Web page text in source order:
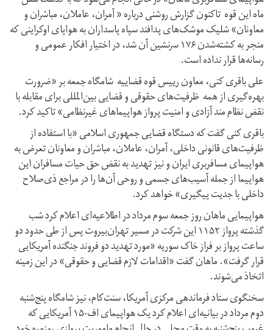
ماه این قوه تاکنون گزارش روشنی درباره « آمران، عاملان، مباشران و
معاونان» شلیک موشک‌های پدافند سپاه پاسداران به هواپای اوکراینی که
منجر به کشته‌شدن ۱۷۶ سرنشین آن شد، در اختیار افکار عمومی و
رسانه‌ها قرار نداده است.
علی باقری کنی، معاون رییس قوه قضاییه شامگاه جمعه بر «ضرورت
بهره‌گیری از همه ظرفیت‌های حقوقی و قضایی بین‌المللی برای مقابله با
نقض نظام مند آزادی و امنیت پرواز هواپیماهای غیرنظامی» تاکید کرد.
باقری کنی گفت که دستگاه قضایی جمهوری اسلامی «با استفاده از
ظرفیت‌های قانونی داخلی، آمران، عاملان، مباشران و معاونان تعرض به
هواپیمای مسافربری ایران و نیز تهدید به نقض حق حیات مسافران این
هواپیما از جمله آسیب‌های جسمی و روحی آن‌ها را در مراجع ذی‌صلاح
داخلی با جدیت پیگیری» خواهد کرد.
هواپیمایی ماهان روز جمعه سوم مرداد در اطلاعیه‌ای اعلام کرد شب
گذشته پرواز ۱۱۵۲ این شرکت در مسیر تهران‌بیروت پس از طی حدود دو
ساعت پرواز بر فراز خاک سوریه «مورد تهدید دو فروند جنگنده آمریکایی
قرار گرفت». ماهان گفت «اقدامات لازم قضایی و حقوقی» در این زمینه
اتخاذ می‌شوند.
سخنگوی ستاد فرماندهی مرکزی آمریکا، سنت‌کام، نیز شامگاه پنج‌شنبه
دوم مرداد در بیانیه‌ای اعلام کرد یک هواپیمای اف-۱۵ آمریکایی که